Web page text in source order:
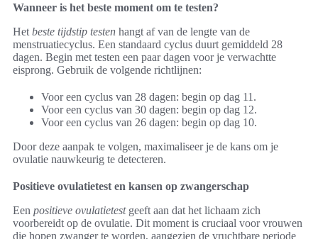
Wanneer is het beste moment om te testen?
Het beste tijdstip testen hangt af van de lengte van de
menstruatiecyclus. Een standaard cyclus duurt gemiddeld 28
dagen. Begin met testen een paar dagen voor je verwachtte
eisprong. Gebruik de volgende richtlijnen:
Voor een cyclus van 28 dagen: begin op dag 11.
Voor een cyclus van 30 dagen: begin op dag 12.
Voor een cyclus van 26 dagen: begin op dag 10.
Door deze aanpak te volgen, maximaliseer je de kans om je
ovulatie nauwkeurig te detecteren.
Positieve ovulatietest en kansen op zwangerschap
Een positieve ovulatietestgeeft aan dat het lichaam zich
voorbereidt op de ovulatie. Dit moment is cruciaal voor vrouwen
die hopen zwanger te worden, aangezien de vruchtbare periode